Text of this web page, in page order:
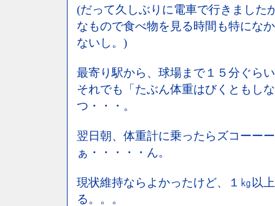
(だって久しぶりに電車で行きました
なもので食べ物を見る時間も特にな
ないし。)
最寄り駅から、球場まで１５分ぐら
それでも「たぶん体重はびくともし
つ・・・。
翌日朝、体重計に乗ったらズコーー
ぁ・・・・・ん。
現状維持ならよかったけど、１㎏以
る。。。